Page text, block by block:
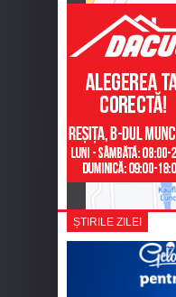
ȘTIRILE ZILEI